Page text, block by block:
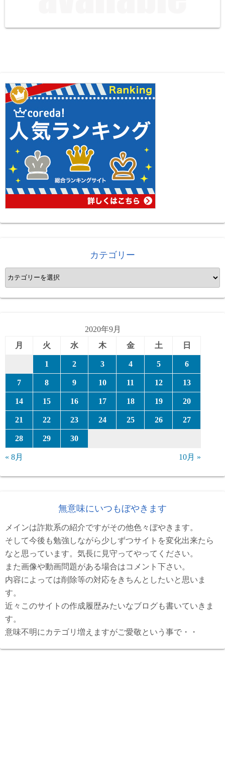
カテゴリー
カ
テ
ゴ
2020年9月
月
火 水 木 金 土 日
1 2 3 4 5 6
7 8 9 10 11 12 13
14 15 16 17 18 19 20
21 22 23 24 25 26 27
28 29 30
« 8月 10月 »
無意味にいつもぼやきます
メインは詐欺系の紹介ですがその他色々ぼやきます。
そして今後も勉強しながら少しずつサイトを変化出来たら
なと思っています。気長に見守ってやってください。
また画像や動画問題がある場合はコメント下さい。
内容によっては削除等の対応をきちんとしたいと思いま
す。
近々このサイトの作成履歴みたいなブログも書いていきま
す。
意味不明にカテゴリ増えますがご愛敬という事で・・